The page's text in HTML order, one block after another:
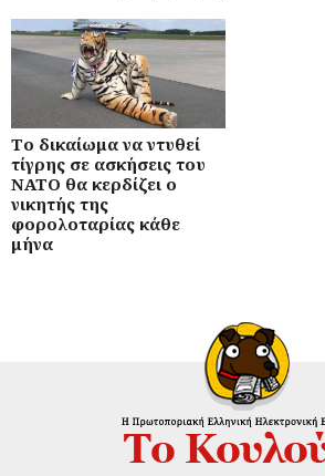
Το δικαίωμα να ντυθεί
τίγρης σε ασκήσεις του
ΝΑΤΟ θα κερδίζει ο
νικητής της
φορολοταρίας κάθε
μήνα